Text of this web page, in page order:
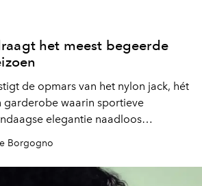
het meest begeerde
de opmars van het nylon jack, hét
garderobe waarin sportieve
elegantie naadloos
Borgogno